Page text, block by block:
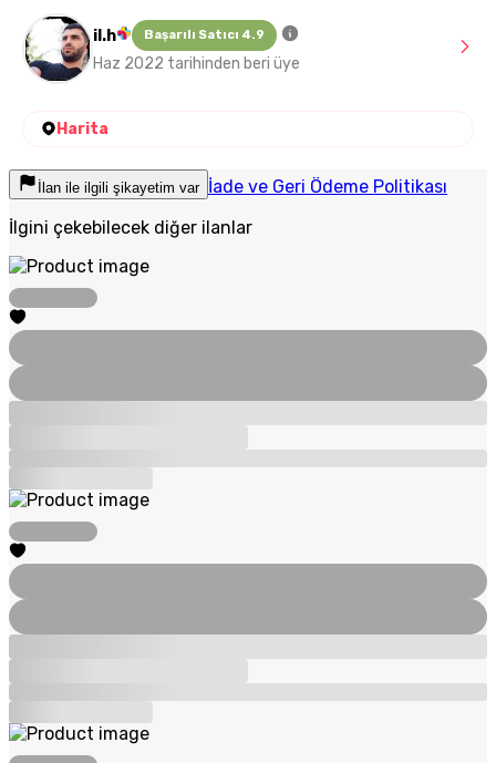
il.h Başarılı Satıcı 4.9
Haz 2022 tarihinden beri üye
Harita
İlan ile ilgili şikayetim var İade ve Geri Ödeme Politikası
İlgini çekebilecek diğer ilanlar